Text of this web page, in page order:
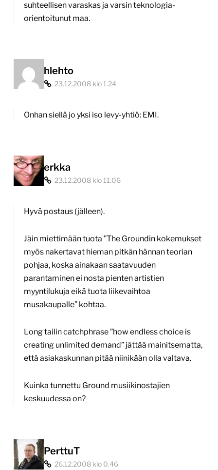
suhteellisen varaskas ja varsin teknologia-
orientoitunut maa.
hlehto
23.12.2008 klo 1.24
Onhan siellä jo yksi iso levy-yhtiö: EMI.
erkka
23.12.2008 klo 11.06
Hyvä postaus (jälleen).
Jäin miettimään tuota ”The Groundin kokemukset
myös nakertavat hieman pitkän hännan teorian
pohjaa, koska ainakaan saatavuuden
parantaminen ei nosta pienten artistien
myyntilukuja eikä tuota liikevaihtoa
musakaupalle” kohtaa.
Long tailin catchphrase ”how endless choice is
creating unlimited demand” jättää mainitsematta,
että asiakaskunnan pitää niinikään olla valtava.
Kuinka tunnettu Ground musiikinostajien
keskuudessa on?
PerttuT
26.12.2008 klo 0.46